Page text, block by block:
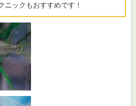
ニックもおすすめです！